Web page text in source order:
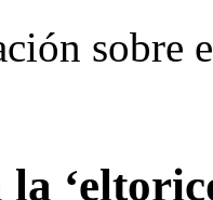
sobre